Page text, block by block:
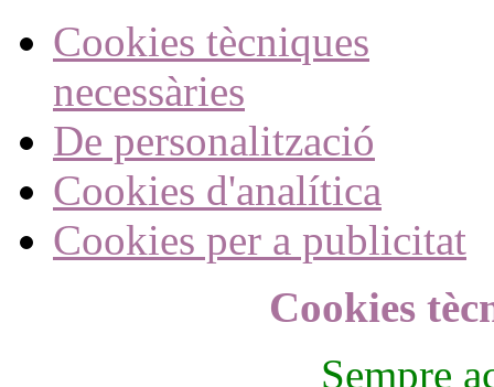
Cookies tècniques
necessàries
De personalització
Cookies d'analítica
Cookies per a publicitat
Cookies
Sempre